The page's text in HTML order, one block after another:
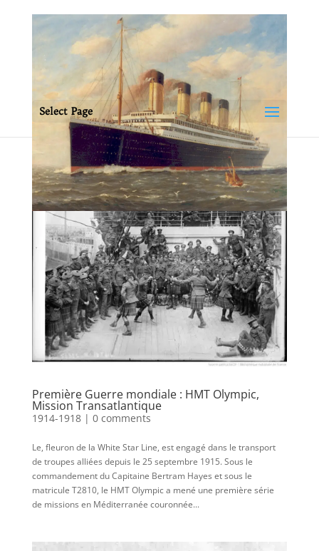
Select Page
Première Guerre mondiale : HMT Olympic,
Mission Transatlantique
1914-1918| 0 comments
Le, fleuron de la White Star Line, est engagé dans le transport
de troupes alliées depuis le 25 septembre 1915. Sous le
commandement du Capitaine Bertram Hayes et sous le
matricule T2810, le HMT Olympic a mené une première série
de missions en Méditerranée couronnée...